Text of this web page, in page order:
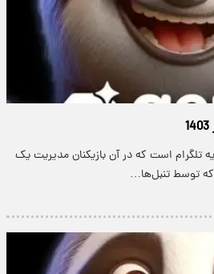
تلگرام است که در آن بازیکنان مدیریت یک
که توسط تنبل‌ها…